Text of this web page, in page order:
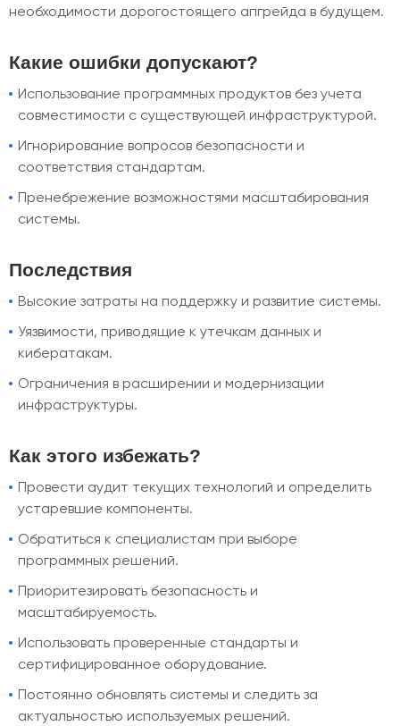
необходимости дорогостоящего апгрейда в будущем.
Какие ошибки допускают?
Использование программных продуктов без учета
совместимости с существующей инфраструктурой.
Игнорирование вопросов безопасности и
соответствия стандартам.
Пренебрежение возможностями масштабирования
системы.
Последствия
Высокие затраты на поддержку и развитие системы.
Уязвимости, приводящие к утечкам данных и
кибератакам.
Ограничения в расширении и модернизации
инфраструктуры.
Как этого избежать?
Провести аудит текущих технологий и определить
устаревшие компоненты.
Обратиться к специалистам при выборе
программных решений.
Приоритезировать безопасность и
масштабируемость.
Использовать проверенные стандарты и
сертифицированное оборудование.
Постоянно обновлять системы и следить за
актуальностью используемых решений.